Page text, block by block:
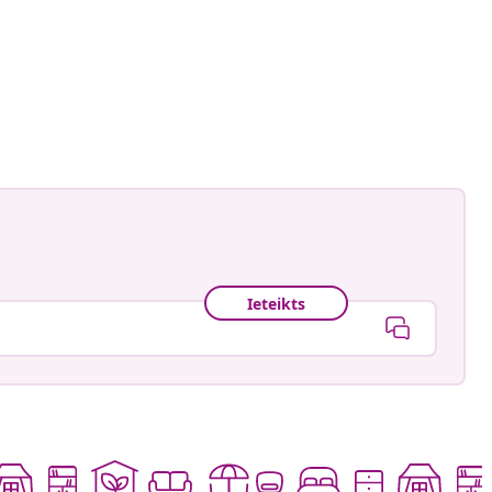
Ieteikts